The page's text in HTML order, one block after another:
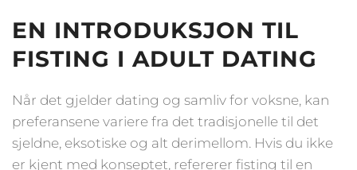
EN INTRODUKSJON TIL
FISTING I ADULT DATING
Når det gjelder dating og samliv for voksne, kan
preferansene variere fra det tradisjonelle til det
sjeldne, eksotiske og alt derimellom. Hvis du ikke
er kjent med konseptet, refererer fisting til en